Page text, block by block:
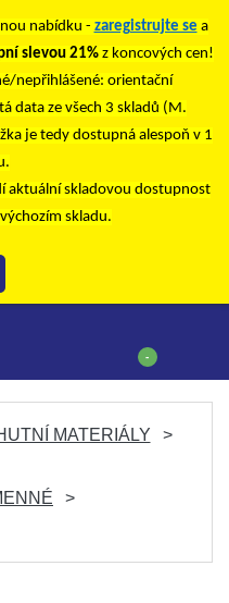
nabídku - zaregistrujte se a
slevou 21% z koncových cen!
nepřihlášené: orientační
data ze všech 3 skladů (M.
je tedy dostupná alespoň v 1
aktuální skladovou dostupnost
skladu.
-
MATERIÁLY